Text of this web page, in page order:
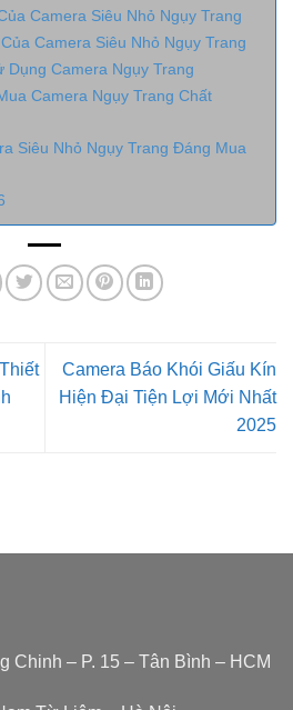
Camera Siêu Nhỏ Ngụy Trang
Camera Siêu Nhỏ Ngụy Trang
Dụng Camera Ngụy Trang
Camera Ngụy Trang Chất
Siêu Nhỏ Ngụy Trang Đáng Mua
Camera Báo Khói Giấu Kín
Hiện Đại Tiện Lợi Mới Nhất
2025
Chinh – P. 15 – Tân Bình – HCM